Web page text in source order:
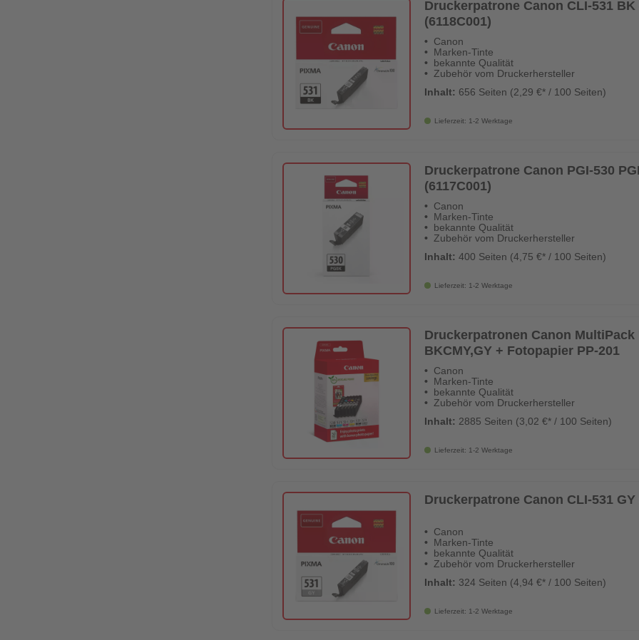
Druckerpatrone Canon CLI-531
(6118C001)
Canon
Marken-Tinte
bekannte Qualität
Zubehör vom Druckerhersteller
Inhalt: 656 Seiten (2,29 €* / 100 Seiten)
Lieferzeit: 1-2 Werktage
Druckerpatrone Canon PGI-530
(6117C001)
Canon
Marken-Tinte
bekannte Qualität
Zubehör vom Druckerhersteller
Inhalt:400 Seiten (4,75 €* / 100 Seiten)
Lieferzeit: 1-2 Werktage
Druckerpatronen Canon MultiPack
BKCMY,GY + Fotopapier PP-201
Canon
Marken-Tinte
bekannte Qualität
Zubehör vom Druckerhersteller
Inhalt: 2885 Seiten (3,02 €* / 100 Seiten)
Lieferzeit: 1-2 Werktage
Druckerpatrone Canon CLI-531
Canon
Marken-Tinte
bekannte Qualität
Zubehör vom Druckerhersteller
Inhalt: 324 Seiten (4,94 €* / 100 Seiten)
Lieferzeit: 1-2 Werktage